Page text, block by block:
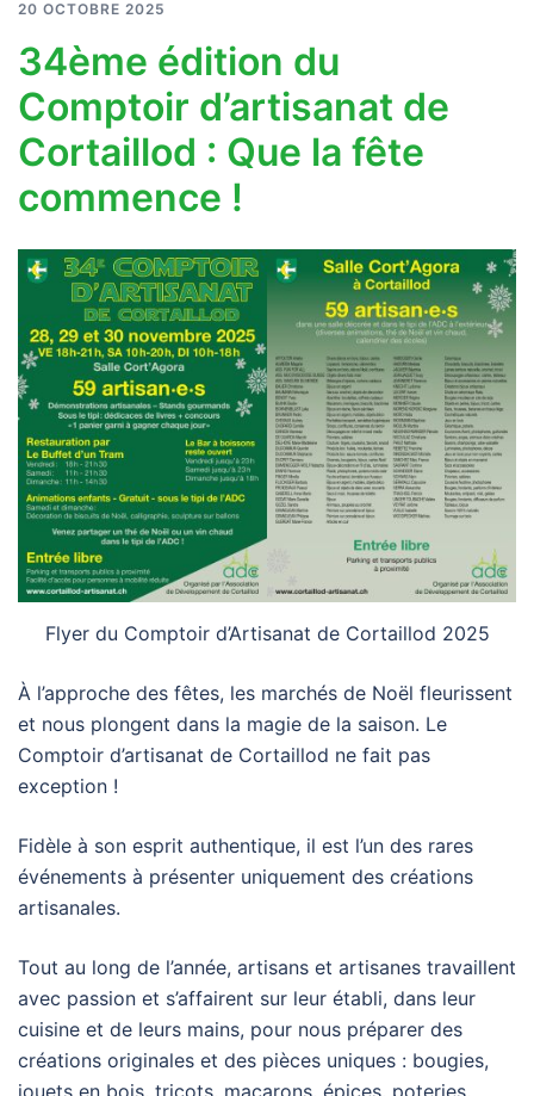
20 OCTOBRE 2025
34ème édition du
Comptoir d’artisanat de
Cortaillod : Que la fête
commence !
Flyer du Comptoir d’Artisanat de Cortaillod 2025
À l’approche des fêtes, les marchés de Noël fleurissent
et nous plongent dans la magie de la saison. Le
Comptoir d’artisanat de Cortaillod ne fait pas
exception !
Fidèle à son esprit authentique, il est l’un des rares
événements à présenter uniquement des créations
artisanales.
Tout au long de l’année, artisans et artisanes travaillent
avec passion et s’affairent sur leur établi, dans leur
cuisine et de leurs mains, pour nous préparer des
créations originales et des pièces uniques : bougies,